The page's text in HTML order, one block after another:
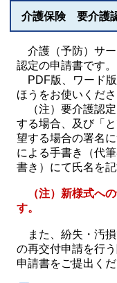
介護保険 要介護
介護（予防）サー
認定の申請書です。
PDF版、ワード版
ほうをお使いくださ
（注）要介護認定
する場合、及び「
望する場合の署名
による手書き（代
書き）にて氏名を記
（注）新様式へ
す。
また、紛失・汚損
の再交付申請を行
申請書をご提出くだ